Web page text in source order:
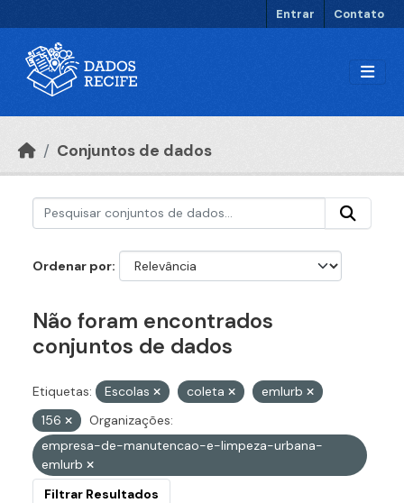
Entrar Contato
Conjuntos de dados
Ordenar por
Não foram encontrados
conjuntos de dados
Etiquetas: Escolas coleta
emlurb
156
Organizações:
empresa-de-manutencao-e-limpeza-urbana-
emlurb
Filtrar Resultados